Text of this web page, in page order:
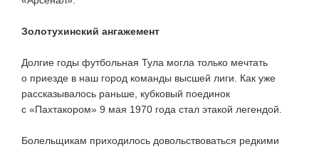
Золотухинский ангажемент
Долгие годы футбольная Тула могла только мечтать
о приезде в наш город команды высшей лиги. Как уже
рассказывалось раньше, кубковый поединок
с «Пахтакором» 9 мая 1970 года стал этакой легендой.
Болельщикам приходилось довольствоваться редкими